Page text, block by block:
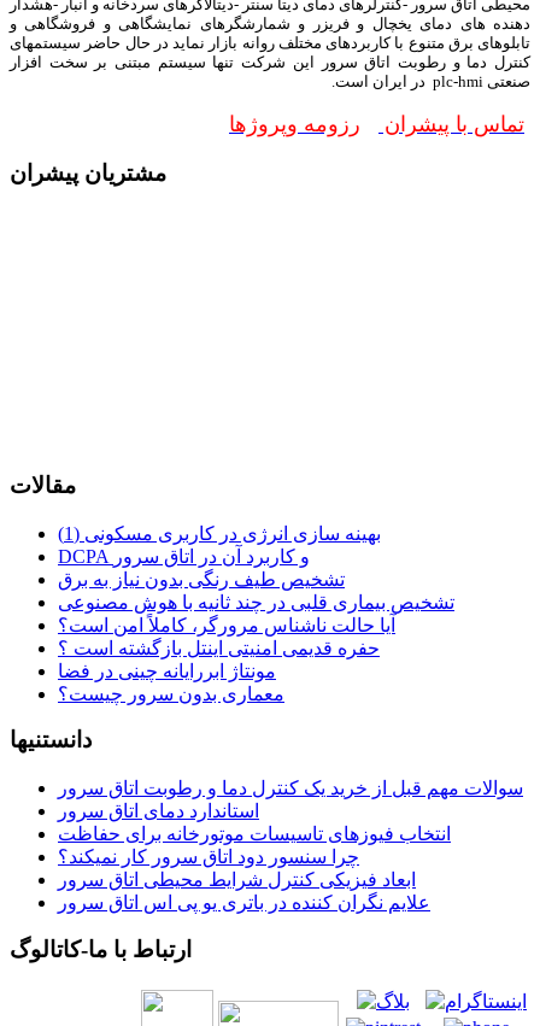
محیطی اتاق سرور -کنترلرهای دمای دیتا سنتر -دیتالاگرهای سردخانه و انبار -هشدار
دهنده های دمای یخچال و فریزر و شمارشگرهای نمایشگاهی و فروشگاهی و
تابلوهای برق متنوع با کاربردهای مختلف روانه بازار نماید در حال حاضر سیستمهای
کنترل دما و رطوبت اتاق سرور این شرکت تنها سیستم مبتنی بر سخت افزار
صنعتی plc-hmi در ایران است.
تماس با پیشران رزومه وپروژها
مشتریان پیشران
مقالات
بهینه سازی انرژی در کاربری مسکونی (1)
DCPA و کاربرد آن در اتاق سرور
تشخیص طیف رنگی بدون نیاز به برق
تشخیص بیماری قلبی در چند ثانیه با هوش مصنوعی
آیا حالت ناشناس مرورگر، کاملاً امن است؟
حفره قدیمی امنیتی اینتل بازگشته است ؟
مونتاژ ابررایانه چینی در فضا
معماری بدون سرور چیست؟
دانستنیها
سوالات مهم قبل از خرید یک کنترل دما و رطوبت اتاق سرور
استاندارد دمای اتاق سرور
انتخاب فیوزهای تاسیسات موتورخانه برای حفاظت
چرا سنسور دود اتاق سرور کار نمیکند؟
ابعاد فیزیکی کنترل شرایط محیطی اتاق سرور
علایم نگران کننده در باتری یو پی اس اتاق سرور
ارتباط با ما-کاتالوگ